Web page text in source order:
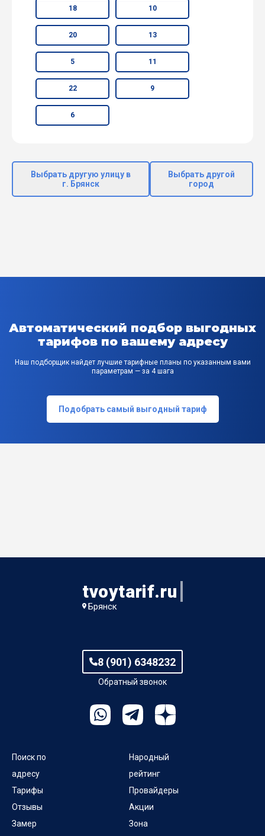
18 10
20 13
5 11
22 9
6
Выбрать другую улицу в
г. Брянск
Выбрать другой
город
Автоматический подбор выгодных
тарифов по вашему адресу
Наш подборщик найдет лучшие тарифные планы по указанным вами
параметрам — за 4 шага
Подобрать самый выгодный тариф
tvoytarif.ru
Брянск
8 (901) 6348232
Обратный звонок
Поиск по
адресу
Тарифы
Отзывы
Замер
Народный
рейтинг
Провайдеры
Акции
Зона